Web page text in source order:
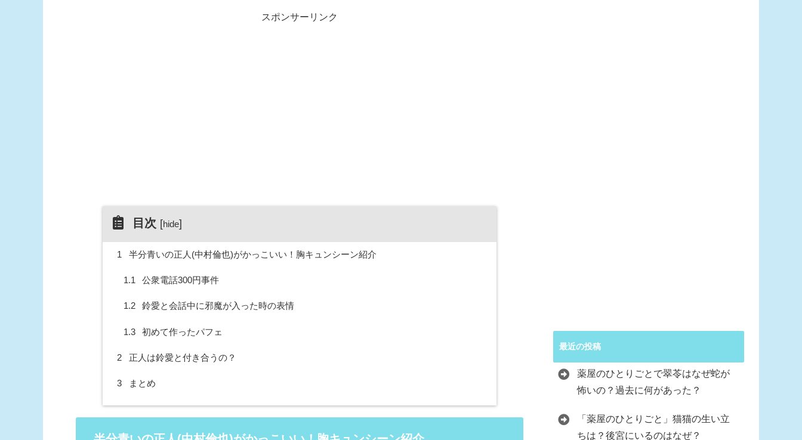
スポンサーリンク
目次 [hide]
1 半分青いの正人(中村倫也)がかっこいい！胸キュンシーン紹介
1.1 公衆電話300円事件
1.2 鈴愛と会話中に邪魔が入った時の表情
1.3 初めて作ったパフェ
2 正人は鈴愛と付き合うの？
3 まとめ
最近の投稿
薬屋のひとりごとで翠苓はなぜ蛇が
怖いの？過去に何があった？
「薬屋のひとりごと」猫猫の生い立
ちは？後宮にいるのはなぜ？